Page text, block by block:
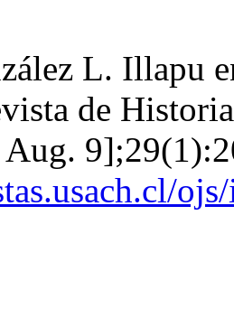
L. Illapu
de